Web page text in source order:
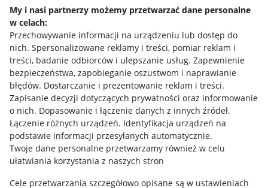
My i nasi partnerzy możemy przetwarzać dane personalne
w celach:
Przechowywanie informacji na urządzeniu lub dostęp do
nich. Spersonalizowane reklamy i treści, pomiar reklam i
treści, badanie odbiorców i ulepszanie usług. Zapewnienie
bezpieczeństwa, zapobieganie oszustwom i naprawianie
błędów. Dostarczanie i prezentowanie reklam i treści.
Zapisanie decyzji dotyczących prywatności oraz informowanie
o nich. Dopasowanie i łączenie danych z innych źródeł.
Łączenie różnych urządzeń. Identyfikacja urządzeń na
podstawie informacji przesyłanych automatycznie.
Twoje dane personalne przetwarzamy również w celu
ułatwiania korzystania z naszych stron
Cele przetwarzania szczegółowo opisane są w ustawieniach
Allegro Gadane dla sprzedających
Allegro Gadane dla kupujących
Mapa miejscowości
Informacje prawne
Regulamin
Polityka plików "cookies"
Ustawienia plików "cookies"
Udostępnianie lokalizacji